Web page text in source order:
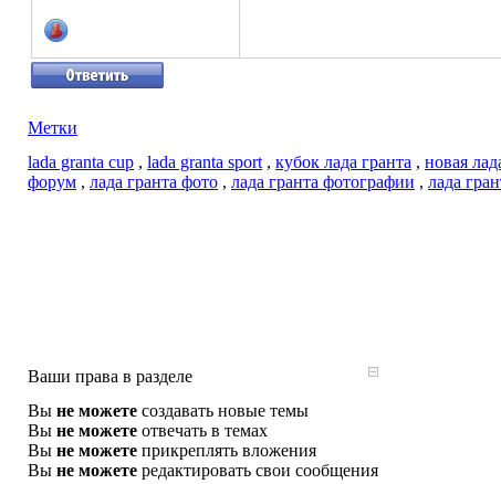
Метки
lada granta cup , lada granta sport , кубок лада гранта , новая
форум , лада гранта фото , лада гранта фотографии , лада
Ваши права в разделе
Вы не можете создавать новые темы
Вы не можете отвечать в темах
Вы не можете прикреплять вложения
Вы не можете редактировать свои сообщения